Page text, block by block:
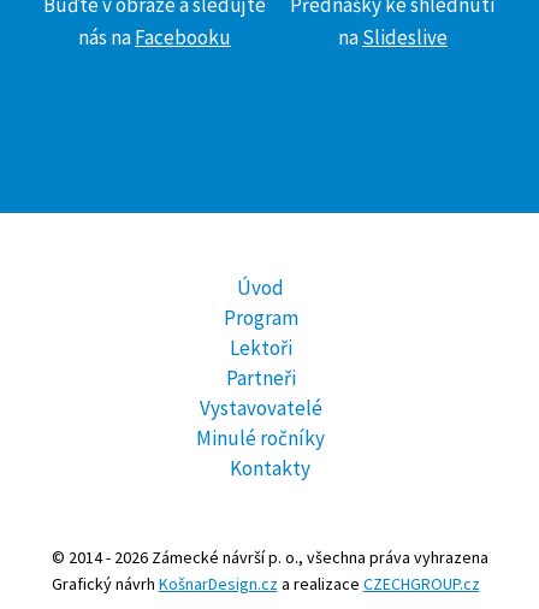
nás naFacebooku
naSlideslive
Úvod
Program
Lektoři
Partneři
Vystavovatelé
Minulé ročníky
Kontakty
© 2014 - 2026 Zámecké návrší p. o., všechna práva vyhrazena
Grafický návrh KošnarDesign.cza realizace CZECHGROUP.cz